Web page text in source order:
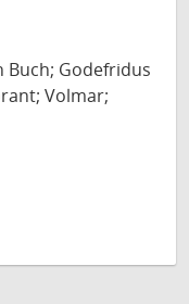
Buch; Godefridus
Volmar;